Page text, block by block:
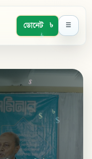
৳
$
৳
$
৳
ডোনেট ☰